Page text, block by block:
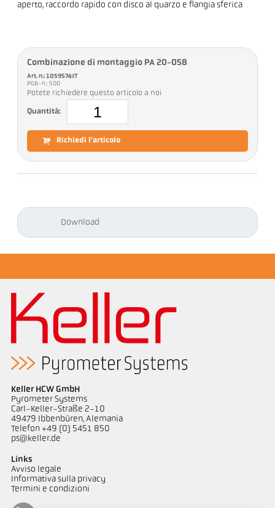
aperto, raccordo rapido con disco al quarzo e flangia sferica
Combinazione di montaggio PA 20-058
Art. n.: 1059574:IT
PGB-n.: 500
Potete richiedere questo articolo a noi
Quantità:
Richiedi l'articolo
Download
Keller HCW GmbH
Pyrometer Systems
Carl-Keller-Straße 2-10
49479 Ibbenbüren, Alemania
Telefon +49 (0) 5451 850
ps@keller.de
Links
Avviso legale
Informativa sulla privacy
Termini e condizioni